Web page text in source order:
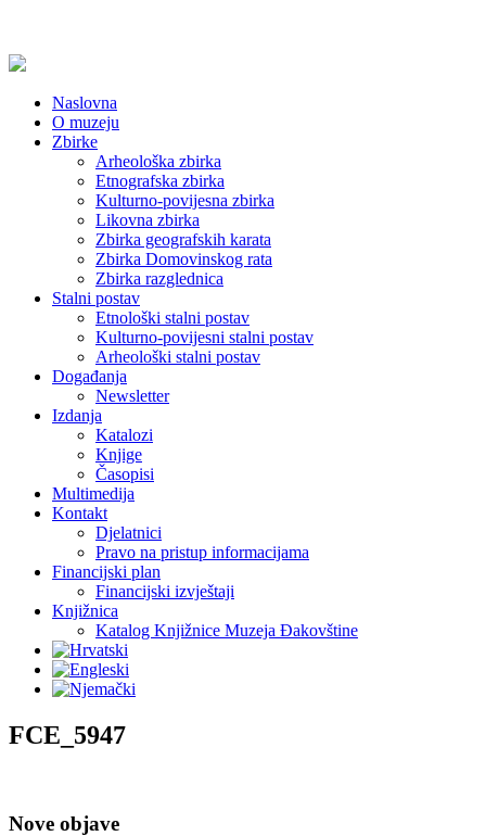
Naslovna
O muzeju
Zbirke
Arheološka zbirka
Etnografska zbirka
Kulturno-povijesna zbirka
Likovna zbirka
Zbirka geografskih karata
Zbirka Domovinskog rata
Zbirka razglednica
Stalni postav
Etnološki stalni postav
Kulturno-povijesni stalni postav
Arheološki stalni postav
Događanja
Newsletter
Izdanja
Katalozi
Knjige
Časopisi
Multimedija
Kontakt
Djelatnici
Pravo na pristup informacijama
Financijski plan
Financijski izvještaji
Knjižnica
Katalog Knjižnice Muzeja Đakovštine
FCE_5947
Nove objave